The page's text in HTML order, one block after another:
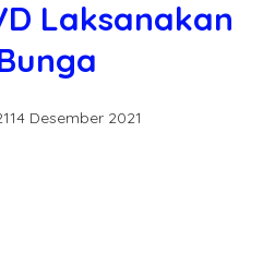
Laksanakan
14 Desember 2021